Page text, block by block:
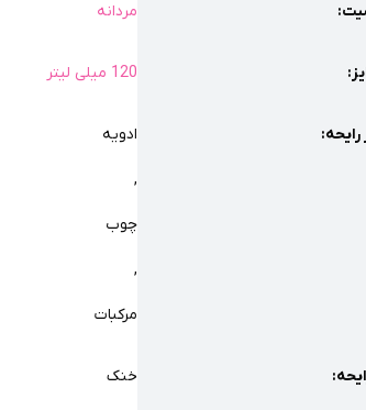
مردانه
120 میلی لیتر
رایحه: ادویه
,
چوب
,
مرکبات
خنک